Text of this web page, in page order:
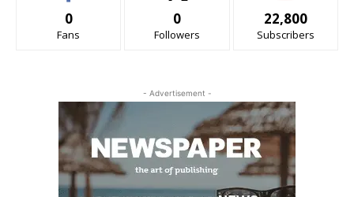
0
Fans
0
Followers
22,800
Subscribers
- Advertisement -